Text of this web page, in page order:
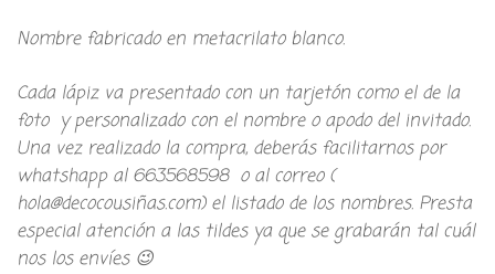
Nombre fabricado en metacrilato blanco.
Cada lápiz va presentado con un tarjetón como el de la
foto y personalizado con el nombre o apodo del invitado.
Una vez realizado la compra, deberás facilitarnos por
whatshapp al 663568598 o al correo (
hola@decocousiñas.com) el listado de los nombres. Presta
especial atención a las tildes ya que se grabarán tal cuál
nos los envíes 😉